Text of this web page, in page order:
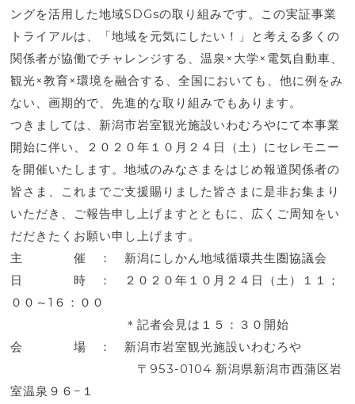
ングを活用した地域SDGsの取り組みです。この実証事業
トライアルは、「地域を元気にしたい！」と考える多くの
関係者が協働でチャレンジする、温泉×大学×電気自動車、
観光×教育×環境を融合する、全国においても、他に例をみ
ない、画期的で、先進的な取り組みでもあります。
つきましては、新潟市岩室観光施設いわむろやにて本事業
開始に伴い、２０２０年１０月２４日（土）にセレモニー
を開催いたします。地域のみなさまをはじめ報道関係者の
皆さま、これまでご支援賜りました皆さまに是非お集まり
いただき、ご報告申し上げますとともに、広くご周知をい
だだきたくお願い申し上げます。
主 催 ： 新潟にしかん地域循環共生圏協議会
日 時 ： ２０２０年１０月２４日（土）１１；
００～1６：００
＊記者会見は１５：３０開始
会 場 ： 新潟市岩室観光施設いわむろや
〒953-0104 新潟県新潟市西蒲区岩
室温泉９６−１